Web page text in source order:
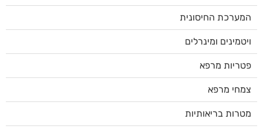
המערכת החיסונית
ויטמינים ומינרלים
פטריות מרפא
צמחי מרפא
מטרות בריאותיות